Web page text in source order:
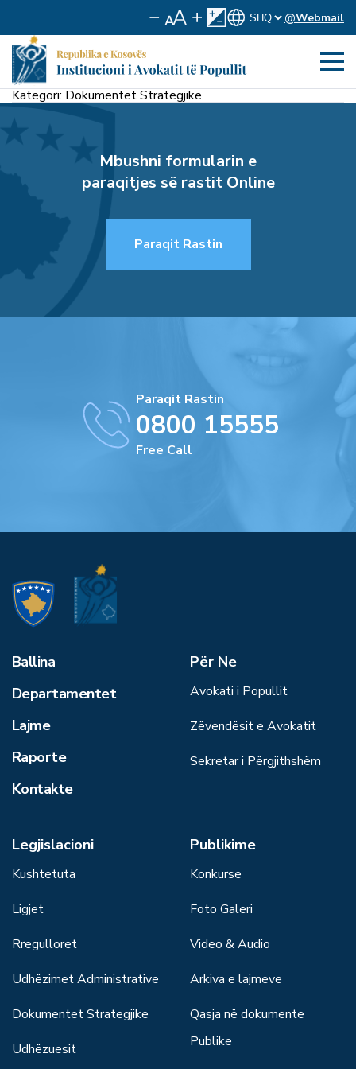
@Webmail
Kategori: Dokumentet Strategjike
Mbushni formularin e
paraqitjes së rastit Online
Paraqit Rastin
Paraqit Rastin
0800 15555
Free Call
Ballina
Departamentet
Lajme
Raporte
Kontakte
Për Ne
Avokati i Popullit
Zëvendësit e Avokatit
Sekretar i Përgjithshëm
Legjislacioni
Kushtetuta
Ligjet
Rregulloret
Udhëzimet Administrative
Dokumentet Strategjike
Udhëzuesit
Publikime
Konkurse
Foto Galeri
Video & Audio
Arkiva e lajmeve
Qasja në dokumente
Publike